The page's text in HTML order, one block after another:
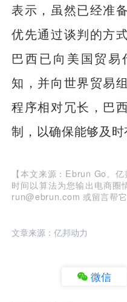
表示，虽然已经准
优先通过谈判的方
巴西已向美国贸易
知，并向世界贸易
程序相对冗长，巴
制，以确保能够及时
【本文来源：Ebrun Go。
时间以算法为您输出电商圈
run@ebrun.com 或留言帮它
文章来源：亿邦动力
微信